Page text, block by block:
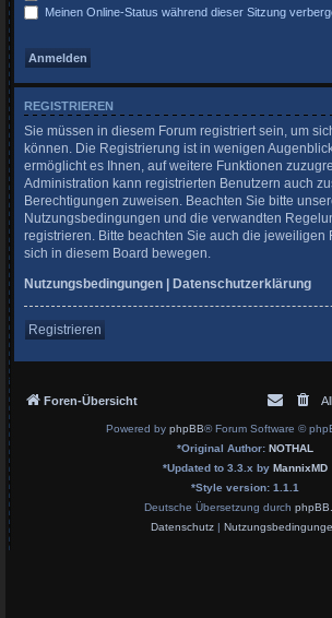
Meinen Online-Status während dieser Sitzung
REGISTRIEREN
Sie müssen in diesem Forum registriert sein, um
können. Die Registrierung ist in wenigen
ermöglicht es Ihnen, auf weitere Funktionen
Administration kann registrierten Benutzern auch
Berechtigungen zuweisen. Beachten Sie bitte
Nutzungsbedingungen und die verwandten
registrieren. Bitte beachten Sie auch die jeweiligen
sich in diesem Board bewegen.
Nutzungsbedingungen | Datenschutzerklärung
Registrieren
Foren-Übersicht
Powered by phpBB® Forum Software ©
*Original Author: NOTHAL
*Updated to 3.3.x by MannixMD
*Style version: 1.1.1
Deutsche Übersetzung durch
Datenschutz|